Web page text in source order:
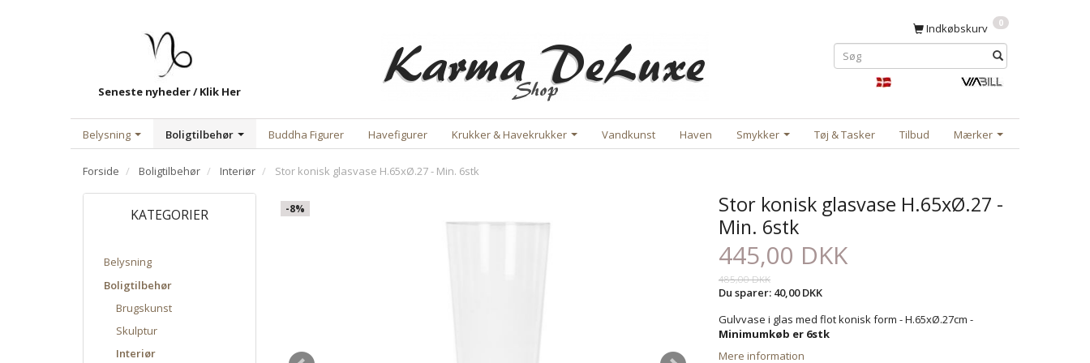
Seneste nyheder / Klik Her
Indkøbskurv 0
Belysning Boligtilbehør Buddha Figurer Havefigurer Krukker & Havekrukker Vandkunst Haven Smykker Tøj & Tasker Tilbud Mærker
Forside Boligtilbehør Interiør Stor konisk glasvase H.65xØ.27 - Min. 6stk
KATEGORIER
Belysning
Boligtilbehør
Brugskunst
Skulptur
Interiør
-8%
Stor konisk glasvase H.65xØ.27 -
Min. 6stk
445,00 DKK
485,00 DKK
Du sparer: 40,00 DKK
Gulvvase i glas med flot konisk form - H.65xØ.27cm -
Minimumkøb er 6stk
Mere information